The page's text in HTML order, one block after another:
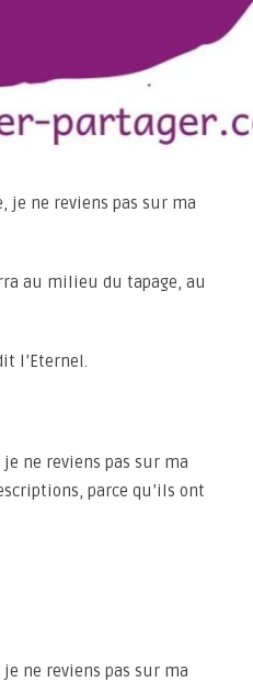
je ne reviens pas sur ma
au milieu du tapage, au
l’Eternel.
ne reviens pas sur ma
parce qu’ils ont
ne reviens pas sur ma